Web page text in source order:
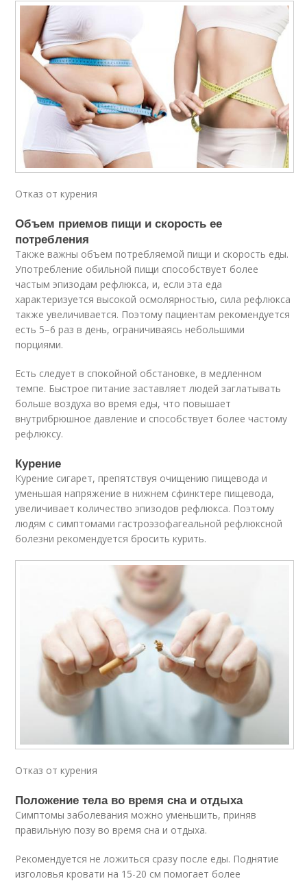
Отказ от курения
Объем приемов пищи и скорость ее
потребления
Также важны объем потребляемой пищи и скорость еды.
Употребление обильной пищи способствует более
частым эпизодам рефлюкса, и, если эта еда
характеризуется высокой осмолярностью, сила рефлюкса
также увеличивается. Поэтому пациентам рекомендуется
есть 5–6 раз в день, ограничиваясь небольшими
порциями.
Есть следует в спокойной обстановке, в медленном
темпе. Быстрое питание заставляет людей заглатывать
больше воздуха во время еды, что повышает
внутрибрюшное давление и способствует более частому
рефлюксу.
Курение
Курение сигарет, препятствуя очищению пищевода и
уменьшая напряжение в нижнем сфинктере пищевода,
увеличивает количество эпизодов рефлюкса. Поэтому
людям с симптомами гастроэзофагеальной рефлюксной
болезни рекомендуется бросить курить.
Отказ от курения
Положение тела во время сна и отдыха
Симптомы заболевания можно уменьшить, приняв
правильную позу во время сна и отдыха.
Рекомендуется не ложиться сразу после еды. Поднятие
изголовья кровати на 15-20 см помогает более